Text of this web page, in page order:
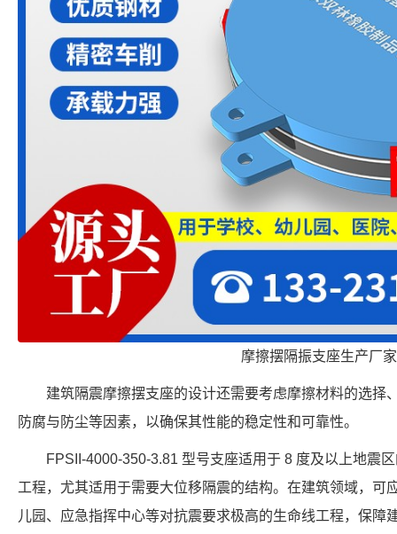
摩擦摆隔振支座生产厂家
建筑隔震摩擦摆支座的设计还需要考虑摩擦材料的选择
防腐与防尘等因素，以确保其性能的稳定性和可靠性。
FPSII-4000-350-3.81 型号支座适用于 8 度及以上地震
工程，尤其适用于需要大位移隔震的结构。在建筑领域，可
儿园、应急指挥中心等对抗震要求极高的生命线工程，保障